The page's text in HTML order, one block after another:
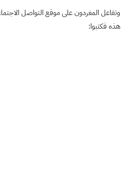
وتفاعل المغردون على موقع التواصل
هذه فكتبوا: